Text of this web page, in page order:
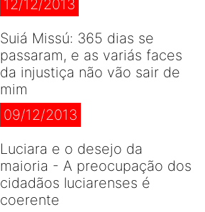
12/12/2013
Suiá Missú: 365 dias se
passaram, e as variás faces
da injustiça não vão sair de
mim
09/12/2013
Luciara e o desejo da
maioria - A preocupação dos
cidadãos luciarenses é
coerente